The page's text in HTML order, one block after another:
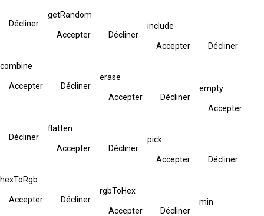
Décliner
getRandom
Accepter Décliner
include
Accepter Décliner
combine
Accepter Décliner
erase
Accepter Décliner
empty
Accepter
Décliner
flatten
Accepter Décliner
pick
Accepter Décliner
hexToRgb
Accepter Décliner
rgbToHex
Accepter Décliner
min